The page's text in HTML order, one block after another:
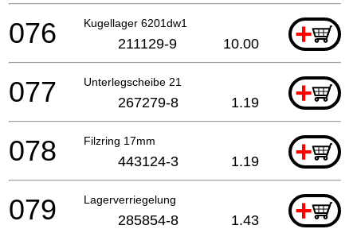
Kugellager 6201dw1 +
076 211129-9 10.00
Unterlegscheibe 21 +
077 267279-8 1.19
Filzring 17mm +
078 443124-3 1.19
Lagerverriegelung +
079 285854-8 1.43